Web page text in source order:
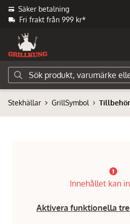
Säker betalning
Fri frakt från 999 kr*
Stekhällar GrillSymbol Tillbehör
Innehållet kan
Aktivera funktionella